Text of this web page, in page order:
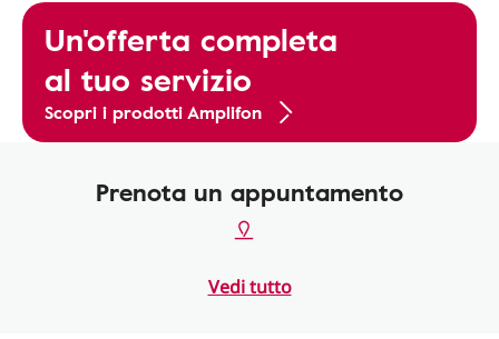
Un'offerta completa
al tuo servizio
Scopri i prodotti Amplifon
Prenota un appuntamento
Vedi tutto